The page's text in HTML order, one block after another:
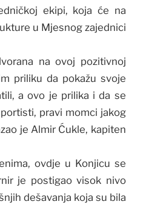
ekipi, koja će na
u Mjesnog zajednici
na ovoj pozitivnoj
priliku da pokažu svoje
a ovo je prilika i da se
pravi momci jakog
je Almir Ćukle, kapiten
ovdje u Konjicu se
je postigao visok nivo
dešavanja koja su bila